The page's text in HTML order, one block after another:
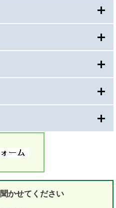
聞かせてください